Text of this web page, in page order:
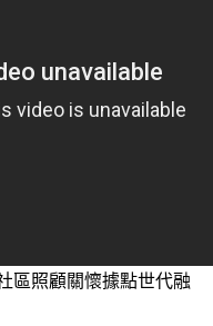
區照顧關懷據點世代融